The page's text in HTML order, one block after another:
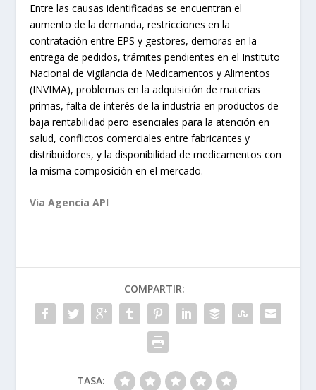
Entre las causas identificadas se encuentran el
aumento de la demanda, restricciones en la
contratación entre EPS y gestores, demoras en la
entrega de pedidos, trámites pendientes en el Instituto
Nacional de Vigilancia de Medicamentos y Alimentos
(INVIMA), problemas en la adquisición de materias
primas, falta de interés de la industria en productos de
baja rentabilidad pero esenciales para la atención en
salud, conflictos comerciales entre fabricantes y
distribuidores, y la disponibilidad de medicamentos con
la misma composición en el mercado.
Via Agencia API
COMPARTIR:
TASA: